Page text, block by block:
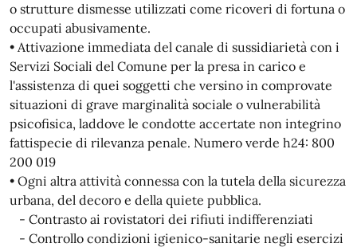
o strutture dismesse utilizzati come ricoveri di fortuna o
occupati abusivamente.
• Attivazione immediata del canale di sussidiarietà con i
Servizi Sociali del Comune per la presa in carico e
l'assistenza di quei soggetti che versino in comprovate
situazioni di grave marginalità sociale o vulnerabilità
psicofisica, laddove le condotte accertate non integrino
fattispecie di rilevanza penale. Numero verde h24: 800
200 019
• Ogni altra attività connessa con la tutela della sicurezza
urbana, del decoro e della quiete pubblica.
- Contrasto ai rovistatori dei rifiuti indifferenziati
- Controllo condizioni igienico-sanitarie negli esercizi